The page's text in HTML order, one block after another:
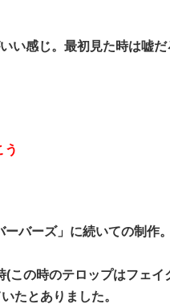
い感じ。最初見た時は嘘
う
バーズ」に続いての制作。
の時のテロップはフェイ
たとありました。